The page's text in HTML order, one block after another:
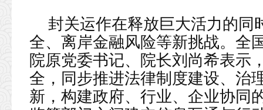
封关运作在释放巨大活力的同
全、离岸金融风险等新挑战。全
院原党委书记、院长刘尚希表示
全，同步推进法律制度建设、治
新，构建政府、行业、企业协同